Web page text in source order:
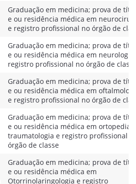
Graduação em medicina; prova de
e ou residência médica em
e registro profissional no órgão de
Graduação em medicina; prova de
e ou residência médica em neurologia
registro profissional no órgão de
Graduação em medicina; prova de
e ou residência médica em
e registro profissional no órgão de
Graduação em medicina; prova de
e ou residência médica em ortopedia /
traumatologia e registro profissional
órgão de classe
Graduação em medicina; prova de
e ou residência médica em
Otorrinolaringologia e registro